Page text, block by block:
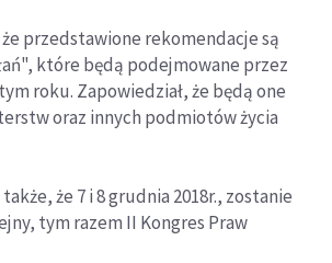
przedstawione rekomendacje są
które będą podejmowane przez
roku. Zapowiedział, że będą one
oraz innych podmiotów życia
że 7 i 8 grudnia 2018r., zostanie
tym razem II Kongres Praw